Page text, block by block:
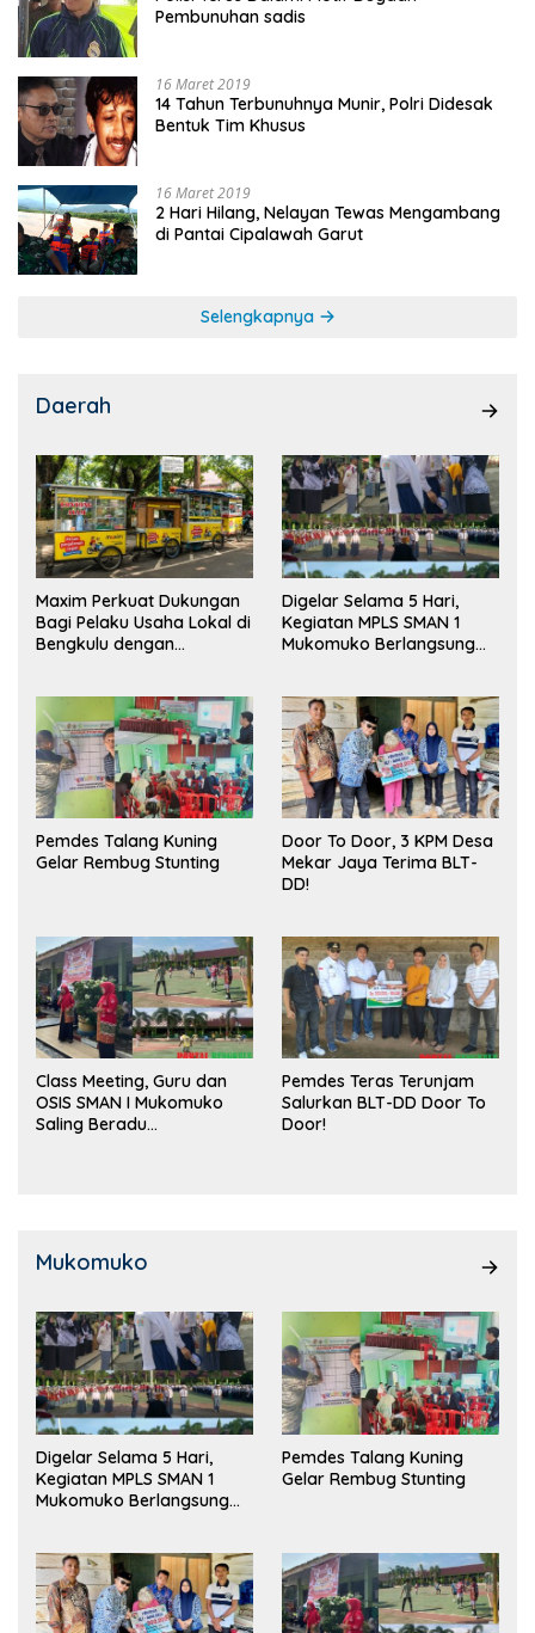
Pembunuhan sadis
16 Maret 2019
14 Tahun Terbunuhnya Munir, Polri Didesak
Bentuk Tim Khusus
16 Maret 2019
2 Hari Hilang, Nelayan Tewas Mengambang
di Pantai Cipalawah Garut
Selengkapnya
Daerah
Maxim Perkuat Dukungan
Bagi Pelaku Usaha Lokal di
Bengkulu dengan
Pasar
Digelar Selama 5 Hari,
Kegiatan MPLS SMAN 1
Mukomuko Berlangsung
Pemdes Talang Kuning
Gelar Rembug Stunting
Door To Door, 3 KPM Desa
Mekar Jaya Terima BLT-
DD!
Class Meeting, Guru dan
OSIS SMAN I Mukomuko
Saling Beradu
Pemdes Teras Terunjam
Salurkan BLT-DD Door To
Door!
Mukomuko
Digelar Selama 5 Hari,
Kegiatan MPLS SMAN 1
Mukomuko Berlangsung
Pemdes Talang Kuning
Gelar Rembug Stunting